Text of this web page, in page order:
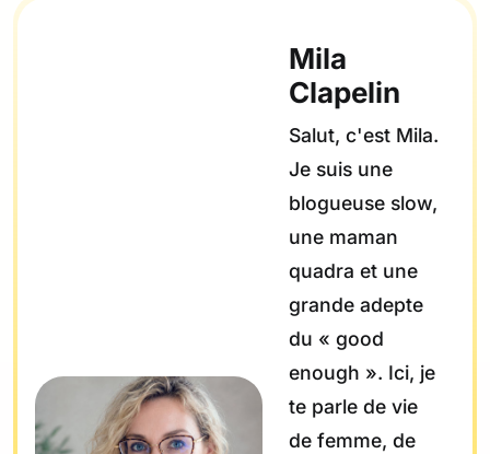
Mila
Clapelin
Salut, c'est Mila.
Je suis une
blogueuse slow,
une maman
quadra et une
grande adepte
du « good
enough ». Ici, je
te parle de vie
de femme, de